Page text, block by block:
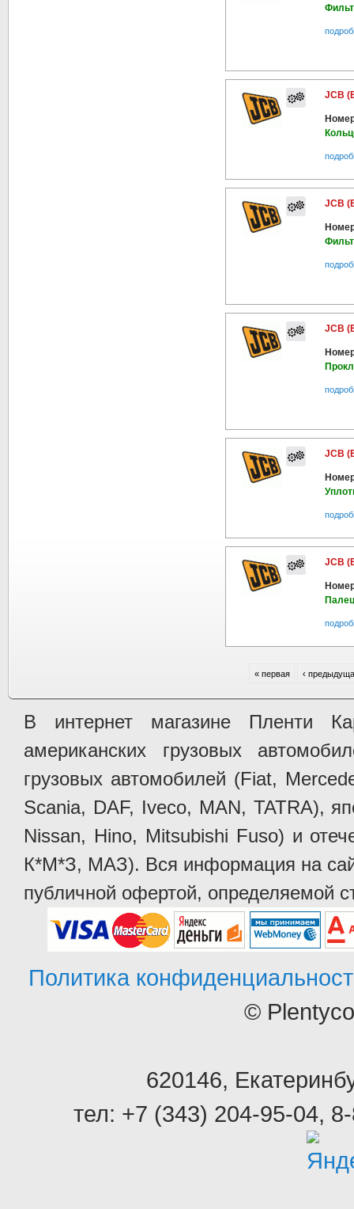
JCB
JCB
JCB
JCB
JCB
« первая ‹
В интернет магазине Пленти
американских грузовых
грузовых автомобилей (Fiat,
Scania, DAF, Iveco, MAN, TATRA),
Nissan, Hino, Mitsubishi Fuso) и
К*М*З, МАЗ). Вся информация на
публичной офертой, определяемой
Политика
©
620146,
тел: +7 (343) 204-95-04,